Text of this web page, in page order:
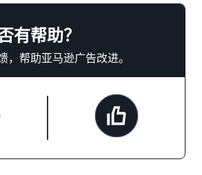
有帮助？
，帮助亚马逊广告改进。